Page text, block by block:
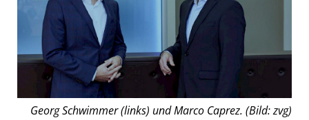
Georg Schwimmer (links) und Marco Caprez. (Bild: zvg)